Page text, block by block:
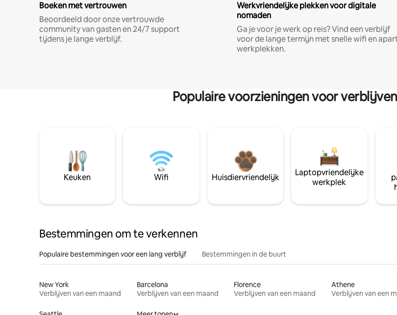
Boeken met vertrouwen
Beoordeeld door onze vertrouwde
community van gasten en 24/7 support
tijdens je lange verblijf.
Werkvriendelijke plekken voor digitale
nomaden
Ga je voor je werk op reis? Vind een verblijf
voor de lange termijn met snelle wifi en
werkplekken.
Populaire voorzieningen voor
Keuken Wifi Huisdiervriendelijk
Laptopvriendelijke
werkplek
Bestemmingen om te verkennen
Populaire bestemmingen voor een lang verblijf Bestemmingen in de buurt
New York
Verblijven van een maand
Barcelona
Verblijven van een maand
Florence
Verblijven van een maand
Athene
Verblijven van een